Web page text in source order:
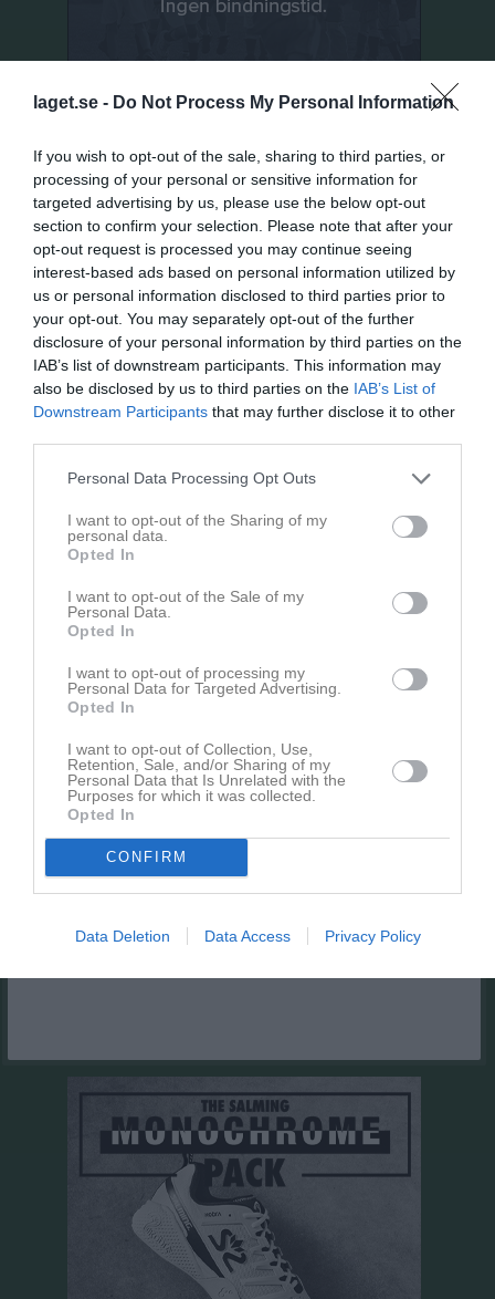
laget.se - Do Not Process My Personal Information
If you wish to opt-out of the sale, sharing to third parties, or
processing of your personal or sensitive information for
targeted advertising by us, please use the below opt-out
section to confirm your selection. Please note that after your
opt-out request is processed you may continue seeing
interest-based ads based on personal information utilized by
us or personal information disclosed to third parties prior to
your opt-out. You may separately opt-out of the further
disclosure of your personal information by third parties on the
IAB’s list of downstream participants. This information may
also be disclosed by us to third parties on the IAB’s List of
Downstream Participants that may further disclose it to other
Personal Data Processing Opt Outs
I want to opt-out of the Sharing of my
personal data.
Opted In
I want to opt-out of the Sale of my
Personal Data.
Opted In
I want to opt-out of processing my
Personal Data for Targeted Advertising.
Opted In
I want to opt-out of Collection, Use,
Retention, Sale, and/or Sharing of my
Personal Data that Is Unrelated with the
Purposes for which it was collected.
Opted In
CONFIRM
Data Deletion Data Access Privacy Policy
Senast uppladdade video
Ingen video uppladdad
Logga in och ladda upp ert första klipp
Senast uppdaterade album
Inget album finns skapat
Logga in som administratör och skapa ert första album
På gång Kalender
Inga kommande aktiviteter
Kalenderöversikt
Facebook